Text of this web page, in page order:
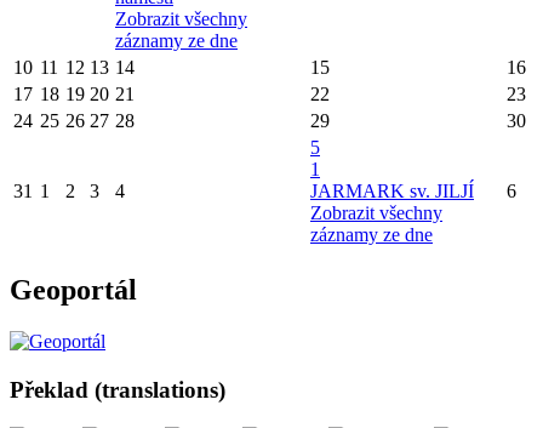
Zobrazit všechny
záznamy ze dne
10 11 12 13 14 15
16
17 18 19 20 21 22
23
24 25 26 27 28 29 30
31 1 2 3 4
5
1
JARMARK sv. JILJÍ
Zobrazit všechny
záznamy ze dne
6
Geoportál
Překlad (translations)